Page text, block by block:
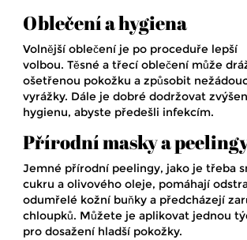
Oblečení a hygiena
Volnější oblečení je po proceduře lepší
volbou. Těsné a třecí oblečení může
ošetřenou pokožku a způsobit
vyrážky. Dále je dobré dodržovat
hygienu, abyste předešli infekcím.
Přírodní masky a
Jemné přírodní peelingy, jako je třeba
cukru a olivového oleje, pomáhají
odumřelé kožní buňky a předcházejí
chloupků. Můžete je aplikovat jednou
pro dosažení hladší pokožky.